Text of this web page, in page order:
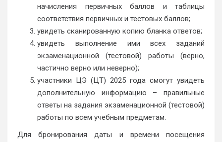
начисления первичных баллов и таблицы
соответствия первичных и тестовых баллов;
увидеть сканированную копию бланка ответов;
увидеть выполнение ими всех заданий
экзаменационной (тестовой) работы (верно,
частично верно или неверно);
участники ЦЭ (ЦТ) 2025 года смогут увидеть
дополнительную информацию – правильные
ответы на задания экзаменационной (тестовой)
работы по всем учебным предметам.
Для бронирования даты и времени посещения